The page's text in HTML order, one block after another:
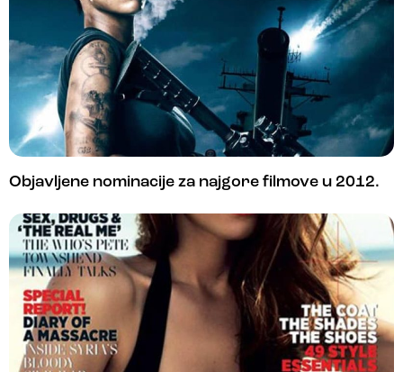
Objavljene nominacije za najgore filmove u 2012.